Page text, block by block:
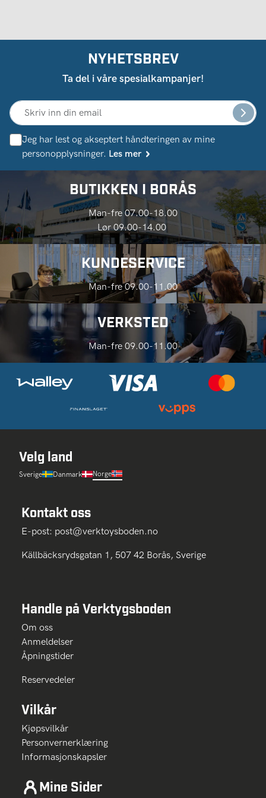
NYHETSBREV
Ta del i våre spesialkampanjer!
Jeg har lest og akseptert håndteringen av mine
personopplysninger. Les mer
BUTIKKEN I BORÅS
Man-fre 07.00-18.00
Lør 09.00-14.00
KUNDESERVICE
Man-fre 09.00-11.00
VERKSTED
Man-fre 09.00-11.00
Velg land
Sverige Danmark Norge
Kontakt oss
E-post: post@verktoysboden.no
Källbäcksrydsgatan 1, 507 42 Borås, Sverige
Handle på Verktygsboden
Om oss
Anmeldelser
Åpningstider
Reservedeler
Vilkår
Kjøpsvilkår
Personvernerklæring
Informasjonskapsler
Mine Sider